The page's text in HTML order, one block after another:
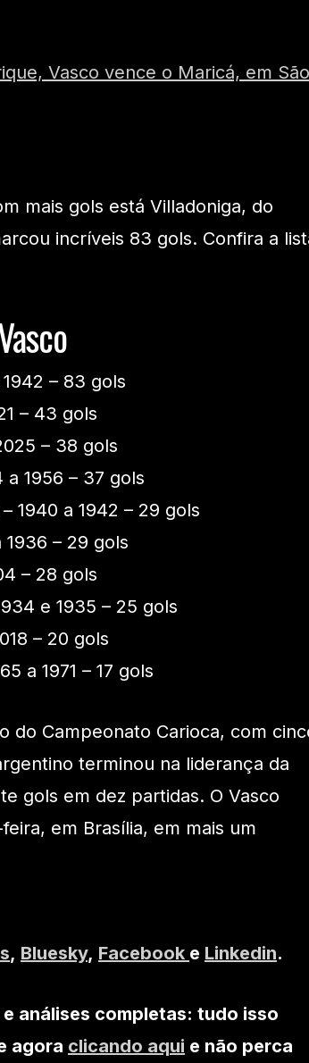
Vasco vence o Maricá, em São
mais gols está Villadoniga, do
incríveis 83 gols. Confira a
– 83 gols
– 43 gols
– 38 gols
a 1956 – 37 gols
– 1940 a 1942 – 29 gols
1936 – 29 gols
– 28 gols
e 1935 – 25 gols
– 20 gols
a 1971 – 17 gols
do Campeonato Carioca, com
terminou na liderança da
gols em dez partidas. O Vasco
em Brasília, em mais um
, Bluesky, Facebook e Linkedin.
análises completas: tudo isso
agora clicando aqui e não perca